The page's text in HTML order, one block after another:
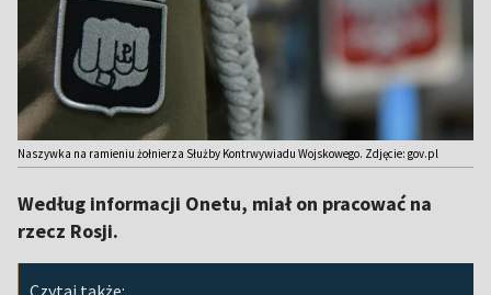
Naszywka na ramieniu żołnierza Służby Kontrwywiadu Wojskowego. Zdjęcie: gov.pl
Według informacji Onetu, miał on pracować na
rzecz Rosji.